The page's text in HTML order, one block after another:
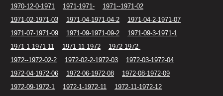
1970-12-0-1971
1971-1971-
1971--1971-02
1971-02-1971-03
1971-04-1971-04-2
1971-04-2-1971-07
1971-07-1971-09
1971-09-1971-09-2
1971-09-3-1971-1
1971-1-1971-11
1971-11-1972
1972-1972-
1972--1972-02-2
1972-02-2-1972-03
1972-03-1972-04
1972-04-1972-06
1972-06-1972-08
1972-08-1972-09
1972-09-1972-1
1972-1-1972-11
1972-11-1972-12